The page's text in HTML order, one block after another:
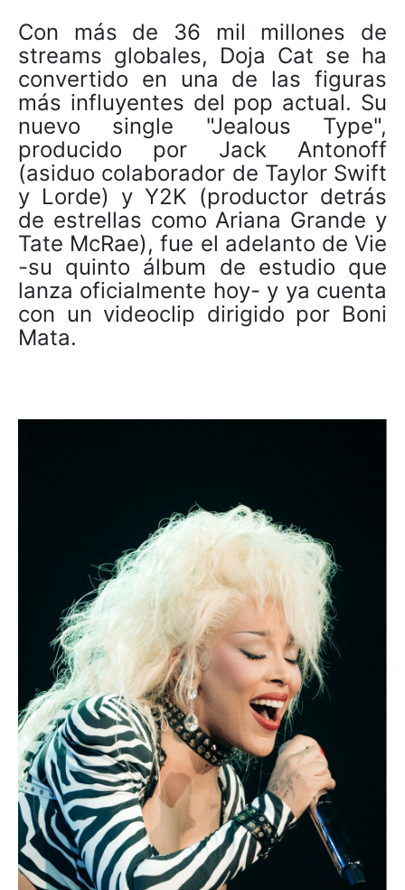
Con más de 36 mil millones de
streams globales, Doja Cat se ha
convertido en una de las figuras
más influyentes del pop actual. Su
nuevo single "Jealous Type",
producido por Jack Antonoff
(asiduo colaborador de Taylor Swift
y Lorde) y Y2K (productor detrás
de estrellas como Ariana Grande y
Tate McRae), fue el adelanto de Vie
-su quinto álbum de estudio que
lanza oficialmente hoy- y ya cuenta
con un videoclip dirigido por Boni
Mata.